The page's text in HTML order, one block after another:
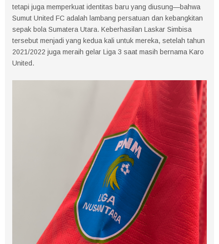
tetapi juga memperkuat identitas baru yang diusung—bahwa
Sumut United FC adalah lambang persatuan dan kebangkitan
sepak bola Sumatera Utara. Keberhasilan Laskar Simbisa
tersebut menjadi yang kedua kali untuk mereka, setelah tahun
2021/2022 juga meraih gelar Liga 3 saat masih bernama Karo
United.